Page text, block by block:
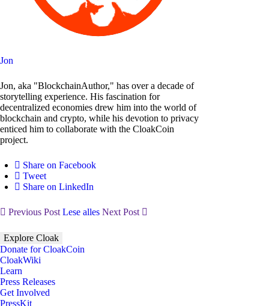
Jon
Jon, aka "BlockchainAuthor," has over a decade of
storytelling experience. His fascination for
decentralized economies drew him into the world of
blockchain and crypto, while his devotion to privacy
enticed him to collaborate with the CloakCoin
project.
Share on Facebook
Tweet
Share on LinkedIn
Previous Post Lese alles Next Post
Explore Cloak
Donate for CloakCoin
CloakWiki
Learn
Press Releases
Get Involved
PressKit